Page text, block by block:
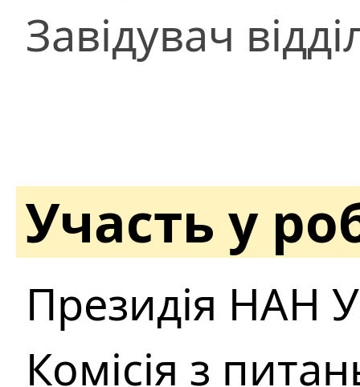
Завідувач
Участь у
Президія НАН
Комісія з